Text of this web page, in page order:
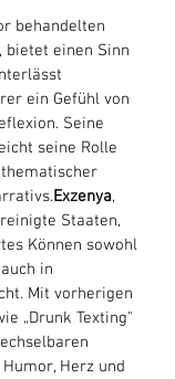
behandelten
bietet einen Sinn
ein Gefühl von
Seine
seine Rolle
Exzenya,
Staaten,
Können sowohl
in
Mit vorherigen
„Drunk Texting"
Herz und